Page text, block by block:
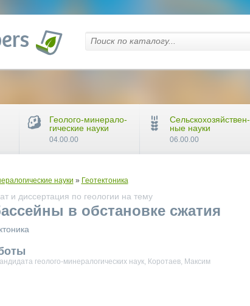
науки » Геотектоника
и диссертация по геологии на тему
в обстановке сжатия
геолого-минералогических наук, Коротаев, Максим
Геолого-минерало-
гические науки
04.00.00
Сельскохозяйствен-
ные науки
06.00.00